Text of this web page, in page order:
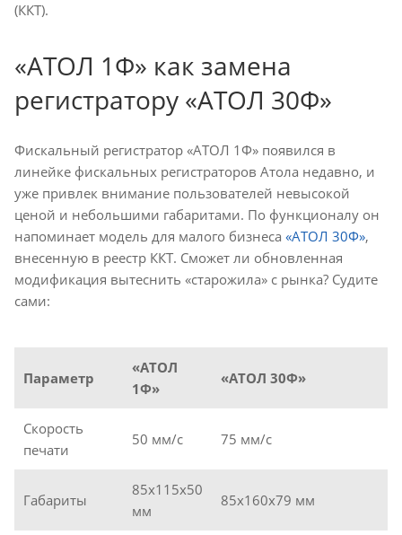
(ККТ).
«АТОЛ 1Ф» как замена
регистратору «АТОЛ 30Ф»
Фискальный регистратор «АТОЛ 1Ф» появился в
линейке фискальных регистраторов Атола недавно, и
уже привлек внимание пользователей невысокой
ценой и небольшими габаритами. По функционалу он
напоминает модель для малого бизнеса «АТОЛ 30Ф»,
внесенную в реестр ККТ. Сможет ли обновленная
модификация вытеснить «старожила» с рынка? Судите
сами:
Параметр
«АТОЛ
1Ф»
«АТОЛ 30Ф»
Скорость
печати
50 мм/с 75 мм/с
Габариты
85x115x50
мм
85x160x79 мм